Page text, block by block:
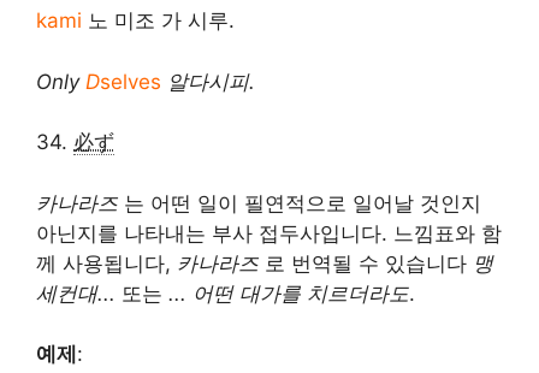
kami 노 미조 가 시루.
Only Dselves 알다시피.
34. 必ず
카나라즈 는 어떤 일이 필연적으로 일어날 것인지
아닌지를 나타내는 부사 접두사입니다. 느낌표와 함
께 사용됩니다, 카나라즈 로 번역될 수 있습니다 맹
세컨대... 또는 ... 어떤 대가를 치르더라도.
예제 :